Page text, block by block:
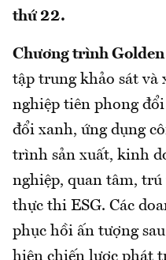
thứ 22.
Chương trình
tập trung khảo sát và
nghiệp tiên phong
đổi xanh, ứng dụng
trình sản xuất, kinh
nghiệp, quan tâm,
thực thi ESG. Các
phục hồi ấn tượng
hiện chiến lược phát